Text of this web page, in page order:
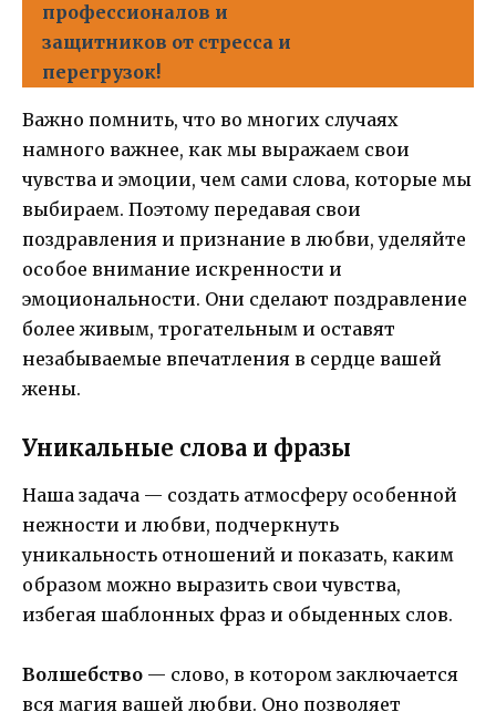
профессионалов и
защитников от стресса и
перегрузок!
Важно помнить, что во многих случаях
намного важнее, как мы выражаем свои
чувства и эмоции, чем сами слова, которые мы
выбираем. Поэтому передавая свои
поздравления и признание в любви, уделяйте
особое внимание искренности и
эмоциональности. Они сделают поздравление
более живым, трогательным и оставят
незабываемые впечатления в сердце вашей
жены.
Уникальные слова и фразы
Наша задача — создать атмосферу особенной
нежности и любви, подчеркнуть
уникальность отношений и показать, каким
образом можно выразить свои чувства,
избегая шаблонных фраз и обыденных слов.
Волшебство — слово, в котором заключается
вся магия вашей любви. Оно позволяет